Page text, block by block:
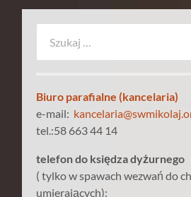
Biuro parafialne (kancelaria)
e-mail:
tel.:58 663 44 14
telefon do księdza dyżurnego
( tylko w spawach wezwań do
umierających):